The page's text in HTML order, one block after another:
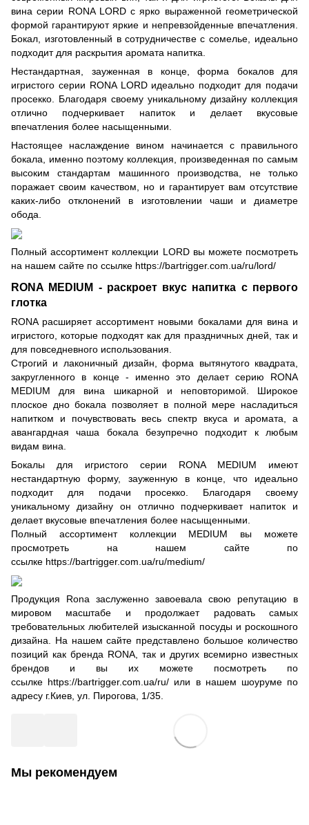
вина серии RONA LORD с ярко выраженной геометрической
формой гарантируют яркие и непревзойденные впечатления.
Бокал, изготовленный в сотрудничестве с сомелье, идеально
подходит для раскрытия аромата напитка.
Нестандартная, зауженная в конце, форма бокалов для
игристого серии RONA LORD идеально подходит для подачи
просекко. Благодаря своему уникальному дизайну коллекция
отлично подчеркивает напиток и делает вкусовые
впечатления более насыщенными.
Настоящее наслаждение вином начинается с правильного
бокала, именно поэтому коллекция, произведенная по самым
высоким стандартам машинного производства, не только
поражает своим качеством, но и гарантирует вам отсутствие
каких-либо отклонений в изготовлении чаши и диаметре
обода.
Полный ассортимент коллекции LORD вы можете посмотреть
на нашем сайте по ссылке https://bartrigger.com.ua/ru/lord/
RONA MEDIUM - раскроет вкус напитка с первого
глотка
RONA расширяет ассортимент новыми бокалами для вина и
игристого, которые подходят как для праздничных дней, так и
для повседневного использования.
Строгий и лаконичный дизайн, форма вытянутого квадрата,
закругленного в конце - именно это делает серию RONA
MEDIUM для вина шикарной и неповторимой. Широкое
плоское дно бокала позволяет в полной мере насладиться
напитком и почувствовать весь спектр вкуса и аромата, а
авангардная чаша бокала безупречно подходит к любым
видам вина.
Бокалы для игристого серии RONA MEDIUM имеют
нестандартную форму, зауженную в конце, что идеально
подходит для подачи просекко. Благодаря своему
уникальному дизайну он отлично подчеркивает напиток и
делает вкусовые впечатления более насыщенными.
Полный ассортимент коллекции MEDIUM вы можете
просмотреть на нашем сайте по
ссылке https://bartrigger.com.ua/ru/medium/
Продукция Rona заслуженно завоевала свою репутацию в
мировом масштабе и продолжает радовать самых
требовательных любителей изысканной посуды и роскошного
дизайна. На нашем сайте представлено большое количество
позиций как бренда RONA, так и других всемирно известных
брендов и вы их можете посмотреть по
ссылке https://bartrigger.com.ua/ru/ или в нашем шоуруме по
адресу г.Киев, ул. Пирогова, 1/35.
Мы рекомендуем